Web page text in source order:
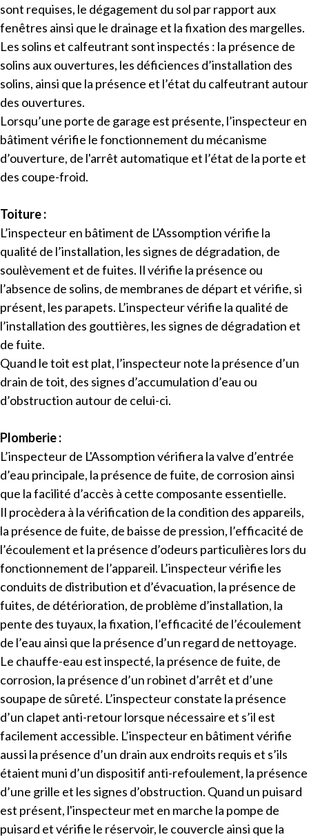
sont requises, le dégagement du sol par rapport aux
fenêtres ainsi que le drainage et la fixation des margelles.
Les solins et calfeutrant sont inspectés : la présence de
solins aux ouvertures, les déficiences d’installation des
solins, ainsi que la présence et l’état du calfeutrant autour
des ouvertures.
Lorsqu’une porte de garage est présente, l’inspecteur en
bâtiment vérifie le fonctionnement du mécanisme
d’ouverture, de l'arrêt automatique et l’état de la porte et
des coupe-froid.
Toiture :
L’inspecteur en bâtiment de L'Assomption vérifie la
qualité de l’installation, les signes de dégradation, de
soulèvement et de fuites. Il vérifie la présence ou
l’absence de solins, de membranes de départ et vérifie, si
présent, les parapets. L’inspecteur vérifie la qualité de
l’installation des gouttières, les signes de dégradation et
de fuite.
Quand le toit est plat, l’inspecteur note la présence d’un
drain de toit, des signes d’accumulation d’eau ou
d’obstruction autour de celui-ci.
Plomberie :
L’inspecteur de L'Assomption vérifiera la valve d’entrée
d’eau principale, la présence de fuite, de corrosion ainsi
que la facilité d’accès à cette composante essentielle.
Il procèdera à la vérification de la condition des appareils,
la présence de fuite, de baisse de pression, l’efficacité de
l’écoulement et la présence d’odeurs particulières lors du
fonctionnement de l’appareil. L’inspecteur vérifie les
conduits de distribution et d’évacuation, la présence de
fuites, de détérioration, de problème d’installation, la
pente des tuyaux, la fixation, l’efficacité de l’écoulement
de l’eau ainsi que la présence d’un regard de nettoyage.
Le chauffe-eau est inspecté, la présence de fuite, de
corrosion, la présence d’un robinet d’arrêt et d’une
soupape de sûreté. L’inspecteur constate la présence
d’un clapet anti-retour lorsque nécessaire et s’il est
facilement accessible. L’inspecteur en bâtiment vérifie
aussi la présence d’un drain aux endroits requis et s’ils
étaient muni d’un dispositif anti-refoulement, la présence
d’une grille et les signes d’obstruction. Quand un puisard
est présent, l'inspecteur met en marche la pompe de
puisard et vérifie le réservoir, le couvercle ainsi que la